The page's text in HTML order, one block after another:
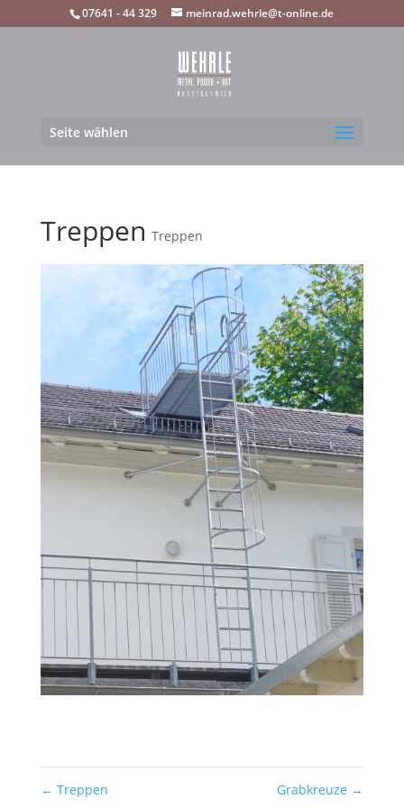
07641 - 44 329 meinrad.wehrle@t-online.de
Seite wählen
Treppen Treppen
← Treppen Grabkreuze →